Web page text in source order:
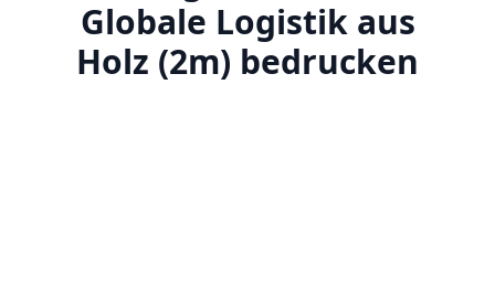
Globale Logistik aus
Holz (2m) bedrucken